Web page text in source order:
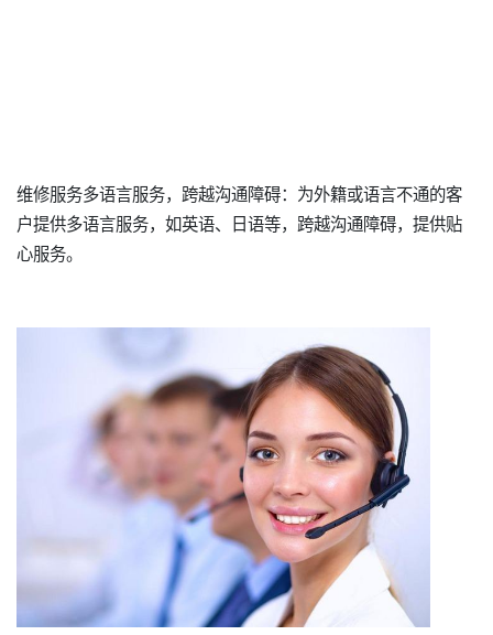
维修服务多语言服务，跨越沟通障碍：为外籍或语言不通的客
户提供多语言服务，如英语、日语等，跨越沟通障碍，提供贴
心服务。